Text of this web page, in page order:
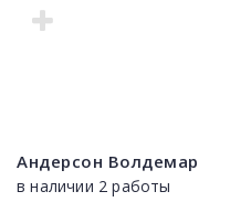
Андерсон Волдемар
в наличии 2 работы